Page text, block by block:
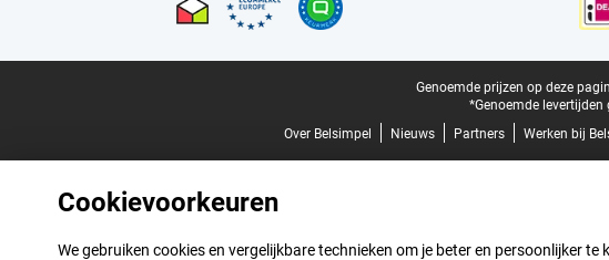
Genoemde prijzen op deze
*Genoemde
Over Belsimpel
Nieuws Partners Werken bij
Cookievoorkeuren
We gebruiken cookies en vergelijkbare technieken om je beter en persoonlijker